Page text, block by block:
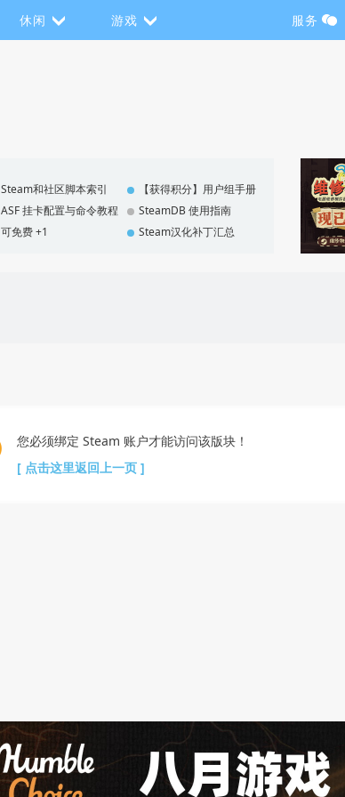
休闲 游戏 服务
Steam和社区脚本索引
【获得积分】用户组手册
ASF 挂卡配置与命令教程
SteamDB 使用指南
可免费 +1 Steam汉化补丁汇总
您必须绑定 Steam 账户才能访问该版块！
[ 点击这里返回上一页 ]